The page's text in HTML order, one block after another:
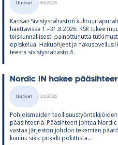
Kategoriat
Uutiset
8.6.2026
Kan­san Si­vis­tys­ra­has­ton
haet­ta­vissa 1.–31.8.2026. KSR tu­kee
teis­kun­nal­li­sesti pai­not­tu­nutta
opis­ke­lua. Ha­kuoh­jeet ja
teesta si­vis­tys­ra­hasto.fi.
Nor­dic IN ha­kee
Kategoriat
Uutiset
2.6.2026
Poh­jois­mai­den
pää­sih­tee­riä. Pää­sih­teeri joh­taa
vas­taa jär­jes­tön joh­don te­ke­mien
kuu­luu siksi pit­kälti po­liit­tista...